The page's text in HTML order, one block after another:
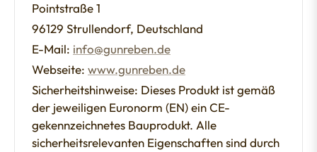
Pointstraße 1
96129 Strullendorf, Deutschland
E-Mail: info@gunreben.de
Webseite: www.gunreben.de
Sicherheitshinweise: Dieses Produkt ist gemäß
der jeweiligen Euronorm (EN) ein CE-
gekennzeichnetes Bauprodukt. Alle
sicherheitsrelevanten Eigenschaften sind durch